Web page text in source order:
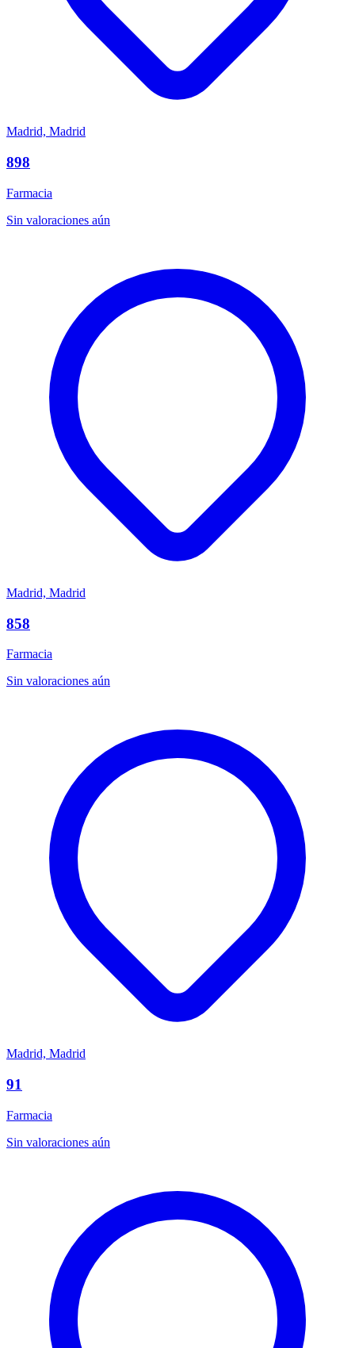
Madrid, Madrid
898
Farmacia
Sin valoraciones aún
Madrid, Madrid
858
Farmacia
Sin valoraciones aún
Madrid, Madrid
91
Farmacia
Sin valoraciones aún